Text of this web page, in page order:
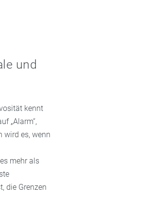
und
kennt
„Alarm“,
wird es, wenn
mehr als
die Grenzen